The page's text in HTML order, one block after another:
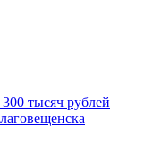
тысяч рублей